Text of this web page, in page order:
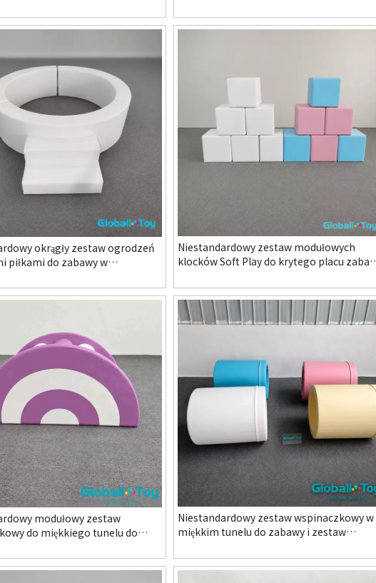
rodzinnego centrum rozrywki
okrągły zestaw ogrodzeń
piłkami do zabawy w
Niestandardowy zestaw modułowych
klocków Soft Play do krytego placu zabaw
FEC
modułowy zestaw
do miękkiego tunelu do
w przedszkolu i kryty plac
Niestandardowy zestaw wspinaczkowy w
miękkim tunelu do zabawy i zestaw
Przedszkole Kryty plac zabaw i centrum
aktywności dla dzieci